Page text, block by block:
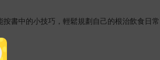
書中的小技巧，輕鬆規劃自己的根治飲食日